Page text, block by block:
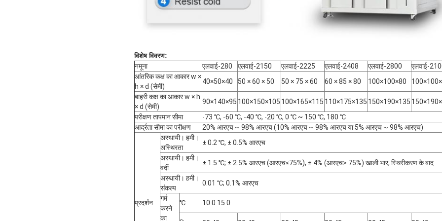
विशेष विवरण:
नमूना
एलवाई-280 एलवाई-2150 एलवाई-2225 एलवाई-2408 एलवाई-2800
एलवाई-
आंतरिक कक्ष का आकार w ×
h × d (सेमी)
40×50×40 50 × 60 × 50 50 × 75 × 60 60 × 85 × 80 100×100×80
बाहरी कक्ष का आकार w × h
× d (सेमी)
90×140×95 100×150×105 100×165×115 110×175×135 150×190×135
परीक्षण तापमान सीमा
-73 ℃, -60 ℃, -40 ℃, -20 ℃, 0 ℃ ~ 150 ℃, 180 ℃
आर्द्रता सीमा का परीक्षण
20% आरएच ~ 98% आरएच (10% आरएच ~ 98% आरएच या 5% आरएच ~ 98% आरएच)
प्रदर्शन
अस्थायी। हमी।
अस्थिरता
± 0.2 ℃, ± 0.5% आरएच
अस्थायी। हमी।
वर्दी
± 1.5 ℃; ± 2.5% आरएच (आरएच≤75%), ± 4% (आरएच> 75%) खाली भार, स्थिरीकरण के बाद
अस्थायी। हमी।
संकल्प
0.01 ℃; 0.1% आरएच
गर्म
करने
का
℃ 10 0 15 0